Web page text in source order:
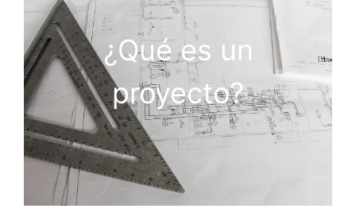
¿Qué es un
proyecto?